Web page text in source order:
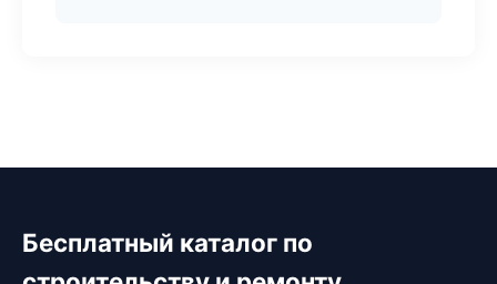
Бесплатный каталог по